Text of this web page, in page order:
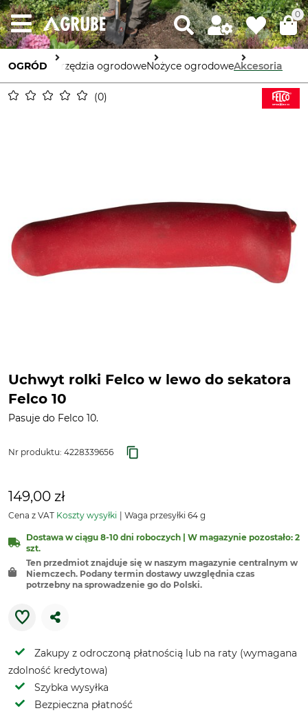
0
OGRÓD Narzędzia ogrodoweNożyce ogrodoweAkcesoria
0
Uchwyt rolki Felco w lewo do sekatora
Felco 10
Pasuje do Felco 10.
Nr produktu: 4228339656
149,00 zł
Cena z VAT Koszty wysyłki Waga przesyłki 64 g
Dostawa w ciągu 8-10 dni roboczych | W magazynie pozostało: 2
szt.
Ten przedmiot znajduje się w naszym magazynie centralnym w
Niemczech. Podany termin dostawy uwzględnia czas
potrzebny na sprowadzenie go do Polski.
Zakupy z odroczoną płatnością lub na raty (wymagana
zdolność kredytowa)
Szybka wysyłka
Bezpieczna płatność